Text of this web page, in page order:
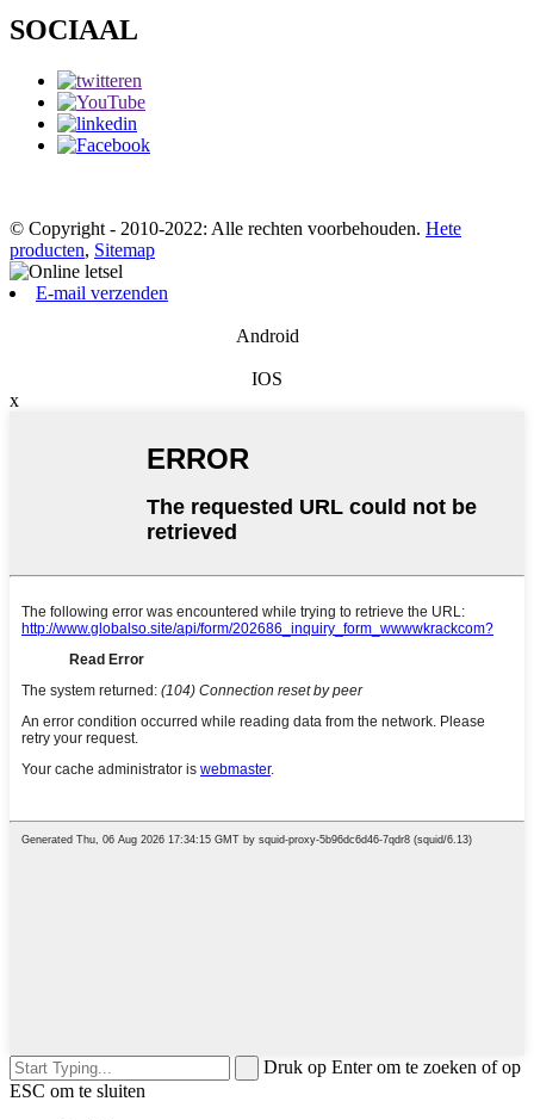
SOCIAAL
© Copyright - 2010-2022: Alle rechten voorbehouden. Hete
producten, Sitemap
E-mail verzenden
Android
IOS
x
Druk op Enter om te zoeken of op
ESC om te sluiten